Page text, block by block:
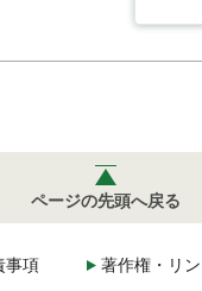
ページの先頭へ戻る
事項 著作権・リ